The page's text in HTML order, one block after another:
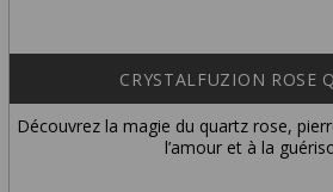
CRYSTALFUZION ROSE
Découvrez la magie du quartz rose,
l’amour et à la